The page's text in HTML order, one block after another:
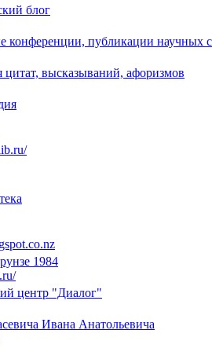
блог
публикации научных
высказываний, афоризмов
1984
центр "Диалог"
Ивана Анатольевича